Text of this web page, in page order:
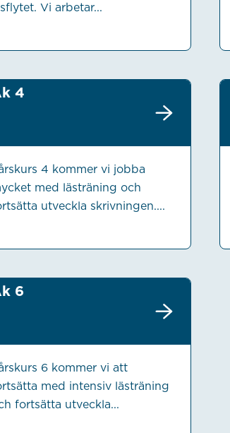
Vi arbetar...
4
4 kommer vi jobba
med lästräning och
utveckla skrivningen....
6
6 kommer vi att
med intensiv lästräning
fortsätta utveckla...